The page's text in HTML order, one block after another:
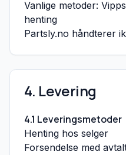
Vanlige metoder:
henting
Partsly.no håndterer
4. Levering
4.1 Leveringsmetoder
Henting hos selger
Forsendelse med